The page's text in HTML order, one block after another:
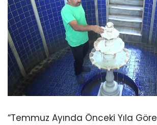
“Temmuz Ayında Önceki Yıla Göre